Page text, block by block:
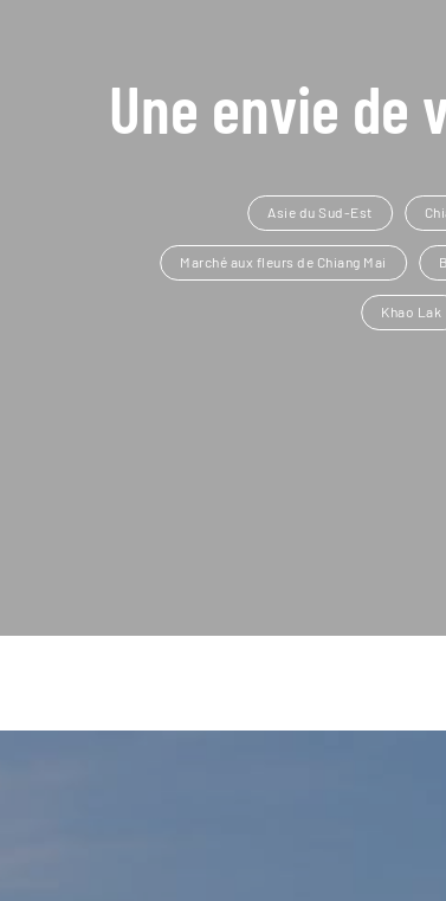
Une envie de
Asie du Sud-Est
Marché aux fleurs de Chiang Mai
Khao Lak